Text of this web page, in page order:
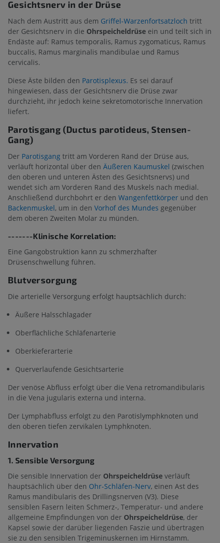
Gesichtsnerv in der Drüse
Nach dem Austritt aus dem Griffel-Warzenfortsatzloch tritt
der Gesichtsnerv in die Ohrspeicheldrüse ein und teilt sich in
Endäste auf: Ramus temporalis, Ramus zygomaticus, Ramus
buccalis, Ramus marginalis mandibulae und Ramus
cervicalis.
Diese Äste bilden den Parotisplexus. Es sei darauf
hingewiesen, dass der Gesichtsnerv die Drüse zwar
durchzieht, ihr jedoch keine sekretomotorische Innervation
liefert.
Parotisgang (Ductus parotideus, Stensen-
Gang)
Der Parotisgang tritt am Vorderen Rand der Drüse aus,
verläuft horizontal über den Äußeren Kaumuskel (zwischen
den oberen und unteren Ästen des Gesichtsnervs) und
wendet sich am Vorderen Rand des Muskels nach medial.
Anschließend durchbohrt er den Wangenfettkörper und den
Backenmuskel, um in den Vorhof des Mundes gegenüber
dem oberen Zweiten Molar zu münden.
-------Klinische Korrelation:
Eine Gangobstruktion kann zu schmerzhafter
Drüsenschwellung führen.
Blutversorgung
Die arterielle Versorgung erfolgt hauptsächlich durch:
Äußere Halsschlagader
Oberflächliche Schläfenarterie
Oberkieferarterie
Querverlaufende Gesichtsarterie
Der venöse Abfluss erfolgt über die Vena retromandibularis
in die Vena jugularis externa und interna.
Der Lymphabfluss erfolgt zu den Parotislymphknoten und
den oberen tiefen zervikalen Lymphknoten.
Innervation
1. Sensible Versorgung
Die sensible Innervation der Ohrspeicheldrüse verläuft
hauptsächlich über den Ohr-Schläfen-Nerv, einen Ast des
Ramus mandibularis des Drillingsnerven (V3). Diese
sensiblen Fasern leiten Schmerz-, Temperatur- und andere
allgemeine Empfindungen von der Ohrspeicheldrüse, der
Kapsel sowie der darüber liegenden Faszie und übertragen
sie zu den sensiblen Trigeminuskernen im Hirnstamm.